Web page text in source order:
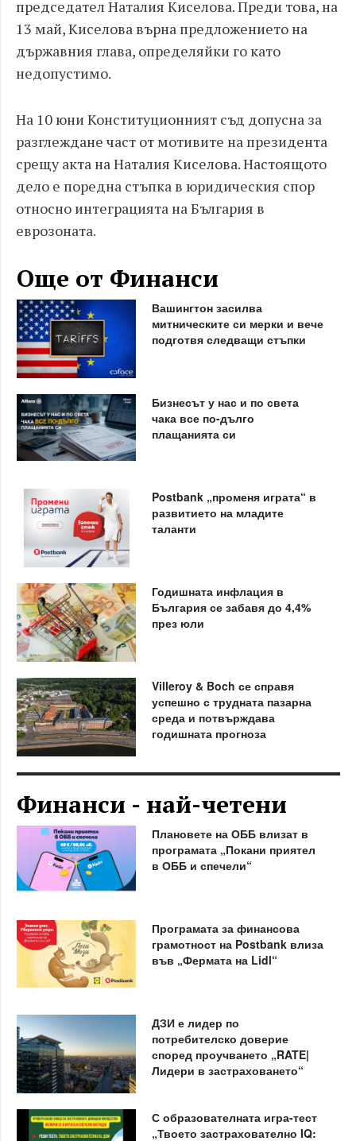
председател Наталия Киселова. Преди това, на
13 май, Киселова върна предложението на
държавния глава, определяйки го като
недопустимо.
На 10 юни Конституционният съд допусна за
разглеждане част от мотивите на президента
срещу акта на Наталия Киселова. Настоящото
дело е поредна стъпка в юридическия спор
относно интеграцията на България в
еврозоната.
Още от Финанси
Вашингтон засилва
митническите си мерки и вече
подготвя следващи стъпки
Бизнесът у нас и по света
чака все по-дълго
плащанията си
Postbank „променя играта“ в
развитието на младите
таланти
Годишната инфлация в
България се забавя до 4,4%
през юли
Villeroy & Boch се справя
успешно с трудната пазарна
среда и потвърждава
годишната прогноза
Финанси - най-четени
Плановете на ОББ влизат в
програмата „Покани приятел
в ОББ и спечели“
Програмата за финансова
грамотност на Postbank влиза
във „Фермата на Lidl“
ДЗИ е лидер по
потребителско доверие
според проучването „RATE|
Лидери в застраховането“
С образователната игра-тест
„Твоето застрахователно IQ: